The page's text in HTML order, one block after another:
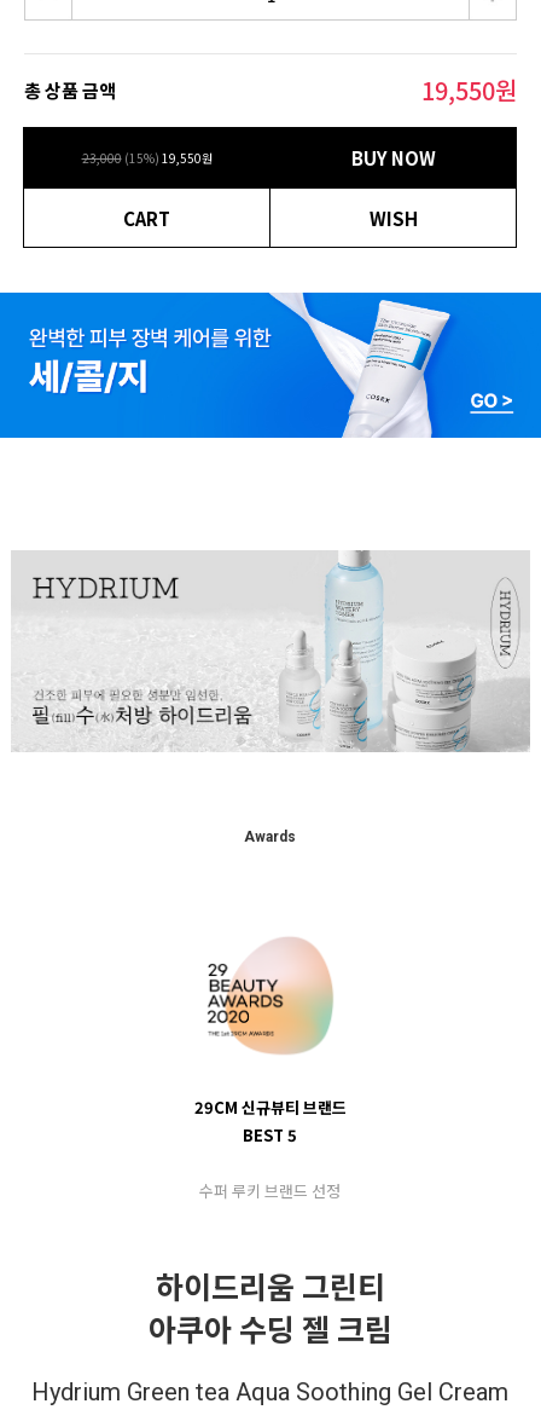
총 상품 금액 19,550원
23,000 (15%) 19,550원 BUY NOW
CART WISH
Awards
29CM 신규뷰티 브랜드
BEST 5
수퍼 루키 브랜드 선정
하이드리움 그린티
아쿠아 수딩 젤 크림
Hydrium Green tea Aqua Soothing Gel Cream